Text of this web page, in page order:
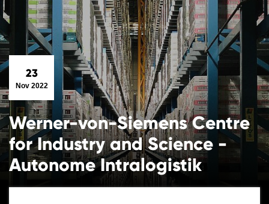
23
Nov 2022
Werner-von-Siemens Centre
for Industry and Science -
Autonome Intralogistik